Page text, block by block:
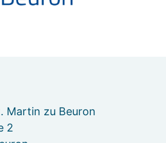
Martin zu Beuron
2